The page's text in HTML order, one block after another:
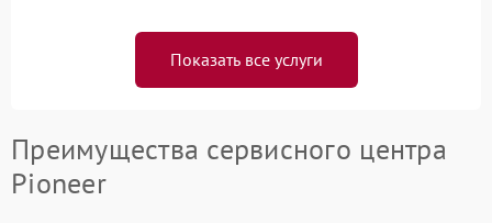
Показать все услуги
Преимущества сервисного центра
Pioneer